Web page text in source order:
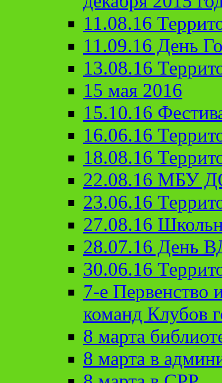
11.08.16
11.09.16 День
13.08.16
15 мая 2016
15.10.16
16.06.16
18.08.16
22.08.16 МБУ
23.06.16
27.08.16
28.07.16 День
30.06.16
7-е Первенство
команд Клубов
8 марта
8 марта в